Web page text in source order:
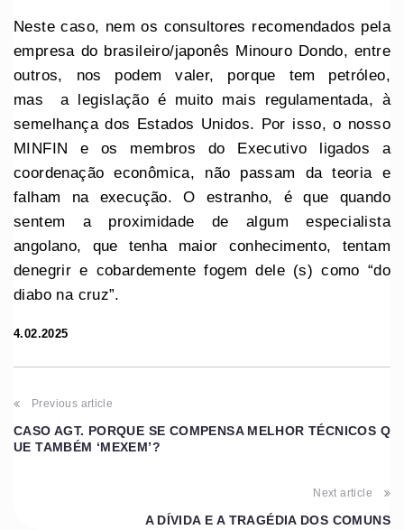
Neste caso, nem os consultores recomendados pela
empresa do brasileiro/japonês Minouro Dondo, entre
outros, nos podem valer, porque tem petróleo,
mas a legislação é muito mais regulamentada, à
semelhança dos Estados Unidos. Por isso, o nosso
MINFIN e os membros do Executivo ligados a
coordenação econômica, não passam da teoria e
falham na execução. O estranho, é que quando
sentem a proximidade de algum especialista
angolano, que tenha maior conhecimento, tentam
denegrir e cobardemente fogem dele (s) como “do
diabo na cruz”.
4.02.2025
Previous article
CASO AGT. PORQUE SE COMPENSA MELHOR TÉCNICOS Q
UE TAMBÉM ‘MEXEM’?
Next article
A DÍVIDA E A TRAGÉDIA DOS COMUNS